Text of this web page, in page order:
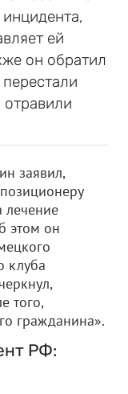
ей
он обратил
отравили
заявил,
лечение
этом он
клуба
того,
гражданина».
РФ: